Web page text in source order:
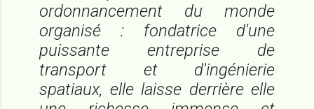
ordonnancement du monde
organisé : fondatrice d'une
puissante entreprise de
transport et d'ingénierie
spatiaux, elle laisse derrière elle